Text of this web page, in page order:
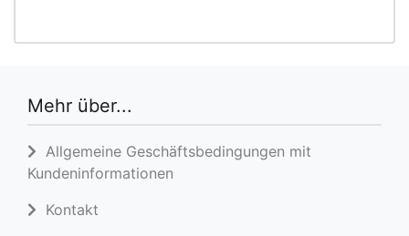
Mehr über...
Allgemeine Geschäftsbedingungen mit
Kundeninformationen
Kontakt